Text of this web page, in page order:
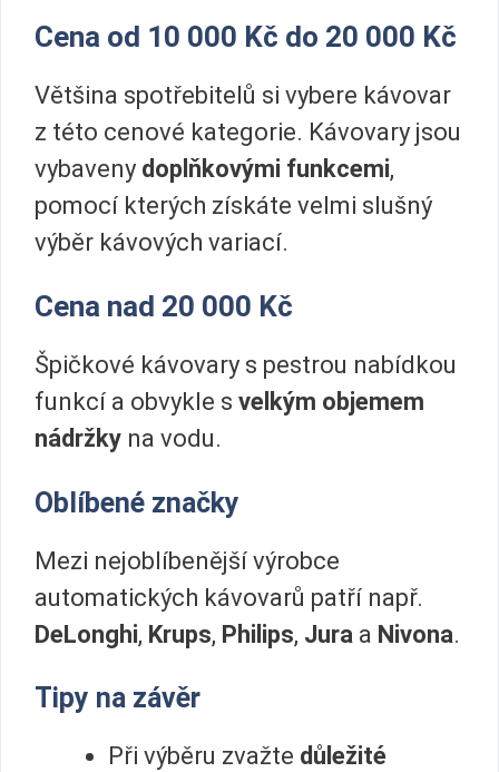
Cena od 10 000 Kč do 20 000 Kč
Většina spotřebitelů si vybere kávovar
z této cenové kategorie. Kávovary jsou
vybaveny doplňkovými funkcemi,
pomocí kterých získáte velmi slušný
výběr kávových variací.
Cena nad 20 000 Kč
Špičkové kávovary s pestrou nabídkou
funkcí a obvykle s velkým objemem
nádržky na vodu.
Oblíbené značky
Mezi nejoblíbenější výrobce
automatických kávovarů patří např.
DeLonghi, Krups, Philips, Jura a Nivona.
Tipy na závěr
Při výběru zvažte důležité